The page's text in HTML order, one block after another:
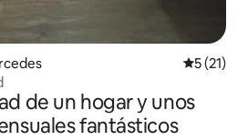
5 (21)
de un hogar y unos
fantásticos